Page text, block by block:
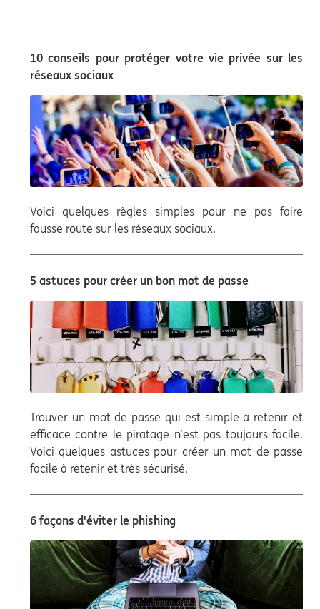
10 conseils pour protéger votre vie privée sur les
réseaux sociaux
Voici quelques règles simples pour ne pas faire
fausse route sur les réseaux sociaux.
5 astuces pour créer un bon mot de passe
Trouver un mot de passe qui est simple à retenir et
efficace contre le piratage n’est pas toujours facile.
Voici quelques astuces pour créer un mot de passe
facile à retenir et très sécurisé.
6 façons d'éviter le phishing